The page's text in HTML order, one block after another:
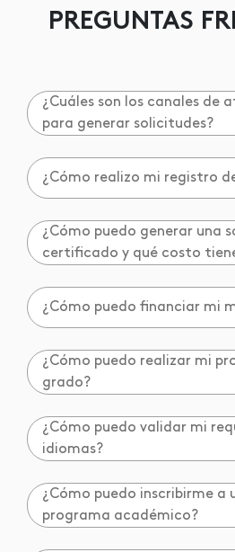
PREGUNTAS
¿Cuáles son los canales de
para generar solicitudes?
¿Cómo realizo mi registro
¿Cómo puedo generar una
certificado y qué costo
¿Cómo puedo financiar mi
¿Cómo puedo realizar mi
grado?
¿Cómo puedo validar mi
idiomas?
¿Cómo puedo inscribirme a
programa académico?